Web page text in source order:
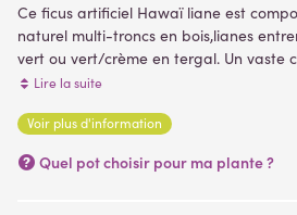
Ce ficus artificiel Hawaï liane est
naturel multi-troncs en bois,lianes
vert ou vert/crème en tergal. Un vaste
proposé pour cet arbre artificiel, allant
artificielles )
Lire la suite
Voir plus d'information
Quel pot choisir pour ma plante ?